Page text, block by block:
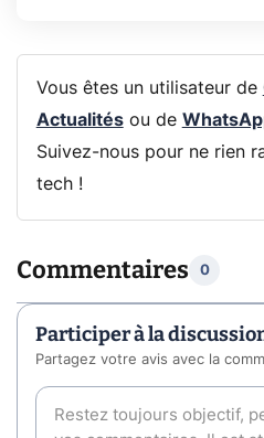
Vous êtes un utilisateur de
Actualitésou de
Suivez-nous pour ne rien
tech !
Commentaires 0
Participer à la
Partagez votre avis avec la